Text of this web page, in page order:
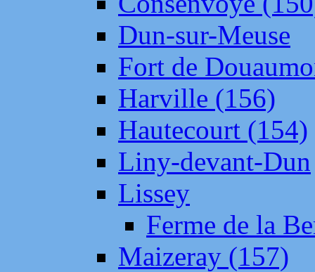
Dun-sur-Meuse
Fort de
Harville (156)
Hautecourt (154)
Liny-devant-Dun
Lissey
Ferme de la
Maizeray (157)